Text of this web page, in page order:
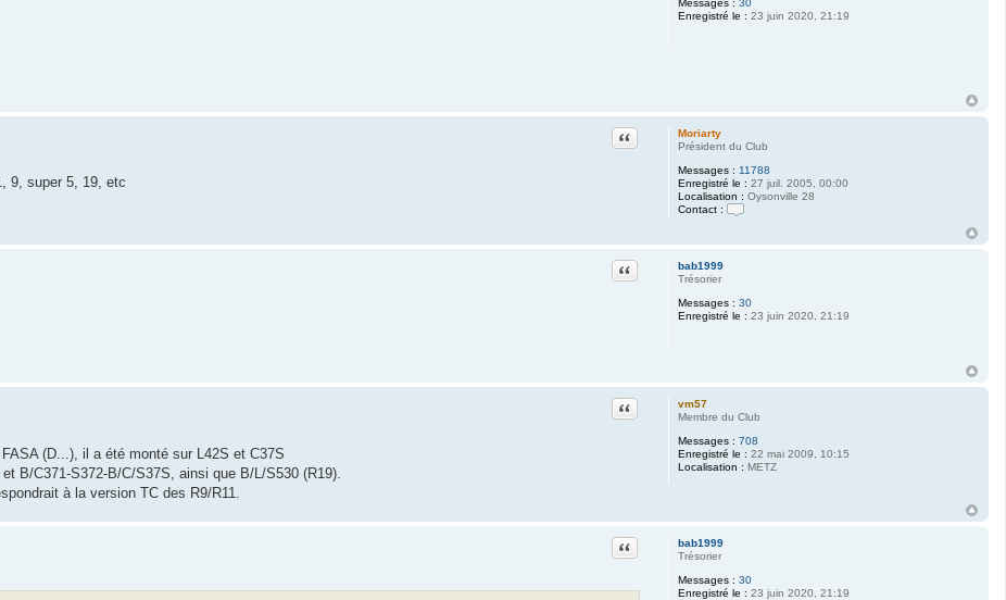
Messages : 30
Enregistré le : 23 juin 2020, 21:19
Moriarty
Président du Club
Messages : 11788
Enregistré le : 27 juil. 2005, 00:00
Localisation : Oysonville 28
Contact :
n
t
e
t
Citation
9, super 5, 19, etc
bab1999
Trésorier
Messages : 30
Enregistré le : 23 juin 2020, 21:19
Citation
vm57
Membre du Club
Messages : 708
Enregistré le : 22 mai 2009, 10:15
Localisation : METZ
Citation
(D...), il a été monté sur L42S et C37S
B/C371-S372-B/C/S37S, ainsi que B/L/S530 (R19).
à la version TC des R9/R11.
bab1999
Trésorier
Messages : 30
Enregistré le : 23 juin 2020, 21:19
Citation